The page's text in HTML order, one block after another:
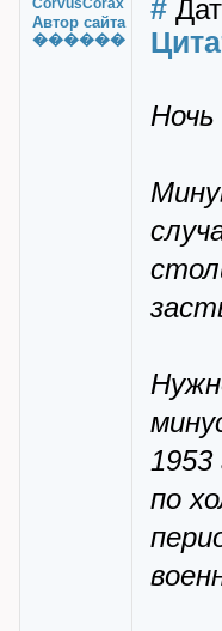
CorvusCorax
Автор сайта
������
#
по